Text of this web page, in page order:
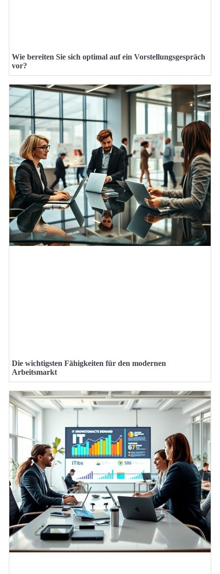
Wie bereiten Sie sich optimal auf ein Vorstellungsgespräch
vor?
Die wichtigsten Fähigkeiten für den modernen
Arbeitsmarkt